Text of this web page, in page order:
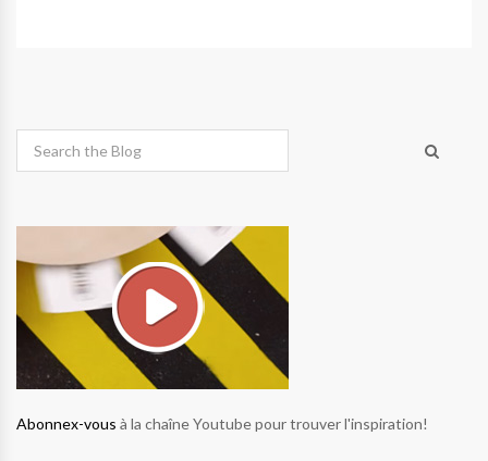
Abonnex-vous à la chaîne Youtube pour trouver l'inspiration!